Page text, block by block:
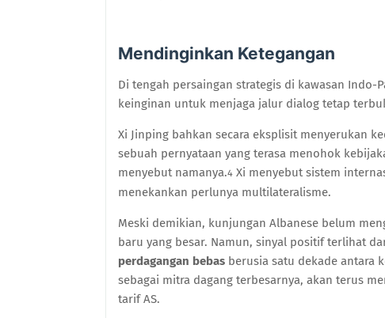
Mendinginkan Ketegangan
Di tengah persaingan strategis di kawasan
keinginan untuk menjaga jalur dialog tetap
Xi Jinping bahkan secara eksplisit menyerukan
sebuah pernyataan yang terasa menohok
menyebut namanya.4 Xi menyebut sistem
menekankan perlunya multilateralisme.
Meski demikian, kunjungan Albanese belum
baru yang besar. Namun, sinyal positif terlihat
perdagangan bebas berusia satu dekade antara
sebagai mitra dagang terbesarnya, akan terus
tarif AS.